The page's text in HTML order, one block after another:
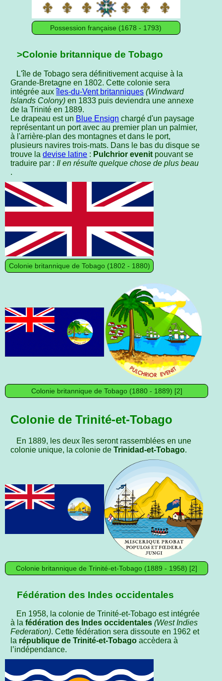
Possession française (1678 - 1793)
>Colonie britannique de Tobago
L'île de Tobago sera définitivement acquise à la
Grande-Bretagne en 1802. Cette colonie sera
intégrée auxîles-du-Vent britanniques (Windward
Islands Colony) en 1833 puis deviendra une annexe
de la Trinité en 1889.
Le drapeau est un Blue Ensign chargé d'un paysage
représentant un port avec au premier plan un palmier,
à l'arrière-plan des montagnes et dans le port,
plusieurs navires trois-mats. Dans le bas du disque se
trouve ladevise latine : Pulchrior evenit pouvant se
traduire par : Il en résulte quelque chose de plus beau
.
Colonie britannique de Tobago (1802 - 1880)
Colonie britannique de Tobago (1880 - 1889) [2]
Colonie de Trinité-et-Tobago
En 1889, les deux îles seront rassemblées en une
colonie unique, la colonie deTrinidad-et-Tobago.
Colonie britannique de Trinité-et-Tobago (1889 - 1958) [2]
Fédération des Indes occidentales
En 1958, la colonie de Trinité-et-Tobago est intégrée
à lafédération des Indes occidentales (West Indies
Federation). Cette fédération sera dissoute en 1962 et
la république de Trinité-et-Tobago accèdera à
l’indépendance.